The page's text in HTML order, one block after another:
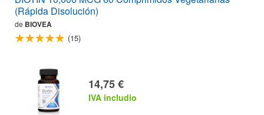
(Rápida Disolución)
de BIOVEA
(15)
14,75 €
IVA includio